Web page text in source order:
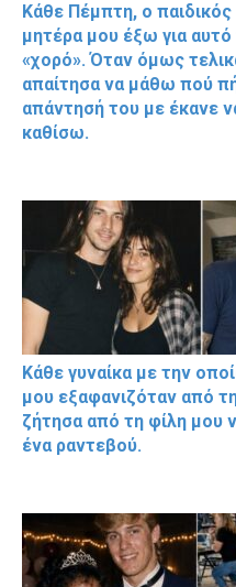
Κάθε Πέμπτη, ο
μητέρα μου έξω για
«χορό». Όταν όμως
απαίτησα να μάθω πού
απάντησή του με έκανε
καθίσω.
Κάθε γυναίκα με την
μου εξαφανιζόταν από
ζήτησα από τη φίλη μου
ένα ραντεβού.